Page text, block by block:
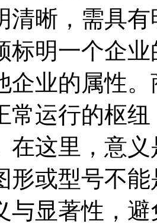
清晰，需具
标明一个企
企业的属性
常运行的枢
在这里，意
形或型号不
与显著性，